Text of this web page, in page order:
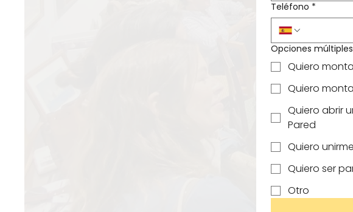
Teléfono *
Opciones múltiples
Quiero
Quiero
Quiero abrir
Pared
Quiero
Quiero ser
Otro